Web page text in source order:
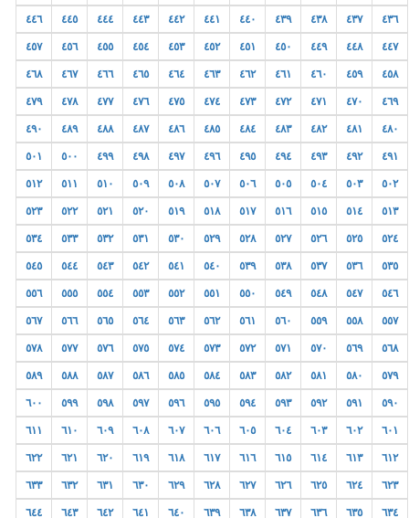
٤٣٦ ٤٣٧ ٤٣٨ ٤٣٩ ٤٤٠ ٤٤١ ٤٤٢ ٤٤٣ ٤٤٤ ٤٤٥ ٤٤٦
٤٤٧ ٤٤٨ ٤٤٩ ٤٥٠ ٤٥١ ٤٥٢ ٤٥٣ ٤٥٤ ٤٥٥ ٤٥٦ ٤٥٧
٤٥٨ ٤٥٩ ٤٦٠ ٤٦١ ٤٦٢ ٤٦٣ ٤٦٤ ٤٦٥ ٤٦٦ ٤٦٧ ٤٦٨
٤٦٩ ٤٧٠ ٤٧١ ٤٧٢ ٤٧٣ ٤٧٤ ٤٧٥ ٤٧٦ ٤٧٧ ٤٧٨ ٤٧٩
٤٨٠ ٤٨١ ٤٨٢ ٤٨٣ ٤٨٤ ٤٨٥ ٤٨٦ ٤٨٧ ٤٨٨ ٤٨٩ ٤٩٠
٤٩١ ٤٩٢ ٤٩٣ ٤٩٤ ٤٩٥ ٤٩٦ ٤٩٧ ٤٩٨ ٤٩٩ ٥٠٠ ٥٠١
٥٠٢ ٥٠٣ ٥٠٤ ٥٠٥ ٥٠٦ ٥٠٧ ٥٠٨ ٥٠٩ ٥١٠ ٥١١ ٥١٢
٥١٣ ٥١٤ ٥١٥ ٥١٦ ٥١٧ ٥١٨ ٥١٩ ٥٢٠ ٥٢١ ٥٢٢ ٥٢٣
٥٢٤ ٥٢٥ ٥٢٦ ٥٢٧ ٥٢٨ ٥٢٩ ٥٣٠ ٥٣١ ٥٣٢ ٥٣٣ ٥٣٤
٥٣٥ ٥٣٦ ٥٣٧ ٥٣٨ ٥٣٩ ٥٤٠ ٥٤١ ٥٤٢ ٥٤٣ ٥٤٤ ٥٤٥
٥٤٦ ٥٤٧ ٥٤٨ ٥٤٩ ٥٥٠ ٥٥١ ٥٥٢ ٥٥٣ ٥٥٤ ٥٥٥ ٥٥٦
٥٥٧ ٥٥٨ ٥٥٩ ٥٦٠ ٥٦١ ٥٦٢ ٥٦٣ ٥٦٤ ٥٦٥ ٥٦٦ ٥٦٧
٥٦٨ ٥٦٩ ٥٧٠ ٥٧١ ٥٧٢ ٥٧٣ ٥٧٤ ٥٧٥ ٥٧٦ ٥٧٧ ٥٧٨
٥٧٩ ٥٨٠ ٥٨١ ٥٨٢ ٥٨٣ ٥٨٤ ٥٨٥ ٥٨٦ ٥٨٧ ٥٨٨ ٥٨٩
٥٩٠ ٥٩١ ٥٩٢ ٥٩٣ ٥٩٤ ٥٩٥ ٥٩٦ ٥٩٧ ٥٩٨ ٥٩٩ ٦٠٠
٦٠١ ٦٠٢ ٦٠٣ ٦٠٤ ٦٠٥ ٦٠٦ ٦٠٧ ٦٠٨ ٦٠٩ ٦١٠ ٦١١
٦١٢ ٦١٣ ٦١٤ ٦١٥ ٦١٦ ٦١٧ ٦١٨ ٦١٩ ٦٢٠ ٦٢١ ٦٢٢
٦٢٣ ٦٢٤ ٦٢٥ ٦٢٦ ٦٢٧ ٦٢٨ ٦٢٩ ٦٣٠ ٦٣١ ٦٣٢ ٦٣٣
٦٣٤ ٦٣٥ ٦٣٦ ٦٣٧ ٦٣٨ ٦٣٩ ٦٤٠ ٦٤١ ٦٤٢ ٦٤٣ ٦٤٤